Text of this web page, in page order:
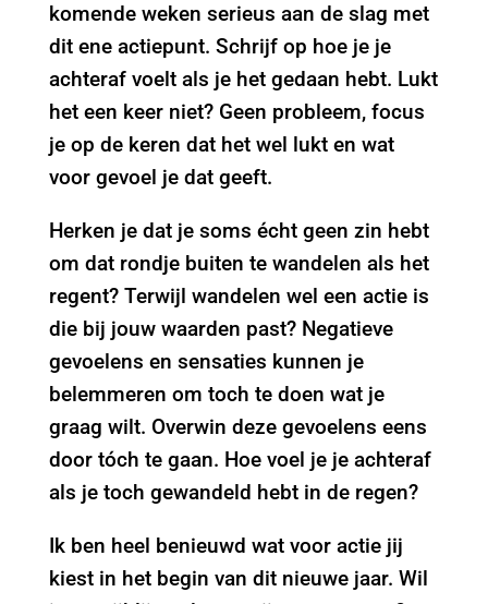
komende weken serieus aan de slag met
dit ene actiepunt. Schrijf op hoe je je
achteraf voelt als je het gedaan hebt. Lukt
het een keer niet? Geen probleem, focus
je op de keren dat het wel lukt en wat
voor gevoel je dat geeft.
Herken je dat je soms écht geen zin hebt
om dat rondje buiten te wandelen als het
regent? Terwijl wandelen wel een actie is
die bij jouw waarden past? Negatieve
gevoelens en sensaties kunnen je
belemmeren om toch te doen wat je
graag wilt. Overwin deze gevoelens eens
door tóch te gaan. Hoe voel je je achteraf
als je toch gewandeld hebt in de regen?
Ik ben heel benieuwd wat voor actie jij
kiest in het begin van dit nieuwe jaar. Wil